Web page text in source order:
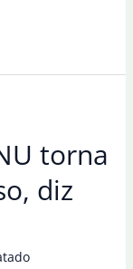
torna
diz